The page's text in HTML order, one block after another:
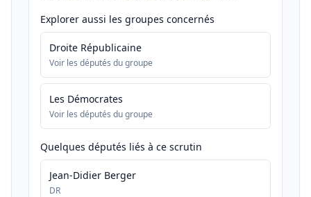
Explorer aussi les groupes concernés
Droite Républicaine
Voir les députés du groupe
Les Démocrates
Voir les députés du groupe
Quelques députés liés à ce scrutin
Jean-Didier Berger
DR